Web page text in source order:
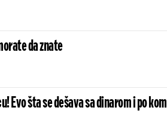
da znate
Evo šta se dešava sa dinarom i po kom